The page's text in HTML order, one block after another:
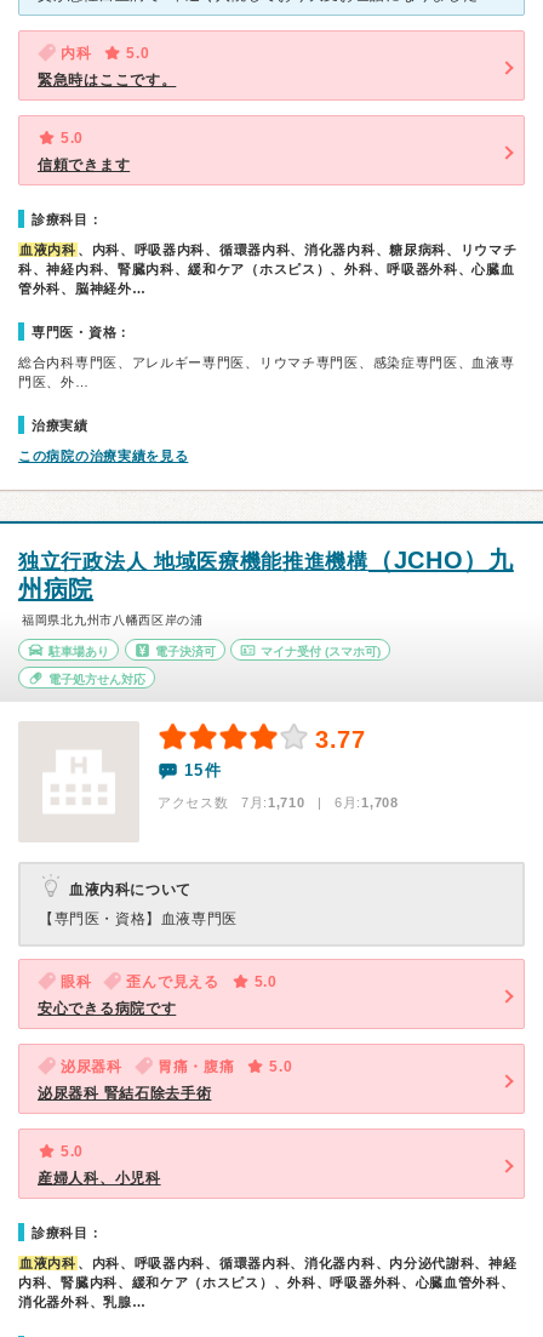
内科
5.0
緊急時はここです。
5.0
信頼できます
診療科目：
血液内科 、内科、呼吸器内科、循環器内科、消化器内科、糖尿病科、リウマチ
科、神経内科、腎臓内科、緩和ケア（ホスピス）、外科、呼吸器外科、心臓血
管外科、脳神経外…
専門医・資格：
総合内科専門医、アレルギー専門医、リウマチ専門医、感染症専門医、血液専
門医、外…
治療実績
この病院の治療実績を見る
独立行政法人 地域医療機能推進機構（JCHO）九
州病院
福岡県北九州市八幡西区岸の浦
駐車場あり 電子決済可 マイナ受付 (スマホ可)
電子処方せん対応
3.77
15件
アクセス数 7月:1,710 | 6月:1,708
血液内科について
【専門医・資格】 血液専門医
眼科 歪んで見える
5.0
安心できる病院です
泌尿器科 胃痛・腹痛
5.0
泌尿器科 腎結石除去手術
5.0
産婦人科、小児科
診療科目：
血液内科 、内科、呼吸器内科、循環器内科、消化器内科、内分泌代謝科、神経
内科、腎臓内科、緩和ケア（ホスピス）、外科、呼吸器外科、心臓血管外科、
消化器外科、乳腺…